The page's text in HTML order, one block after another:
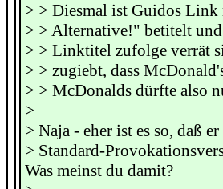
> > Diesmal ist Guidos
> > Alternative!" betitelt
> > Linktitel zufolge verrät
> > zugiebt, dass
> > McDonalds dürfte also
>
> Naja - eher ist es so, daß
> Standard-
Was meinst du damit?